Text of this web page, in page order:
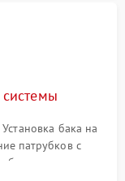
бака на
патрубков с
стыков